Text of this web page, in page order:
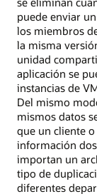
puede enviar
los miembros
la misma
unidad
aplicación se
instancias de
Del mismo
mismos datos
que un cliente
información
importan un
tipo de
diferentes